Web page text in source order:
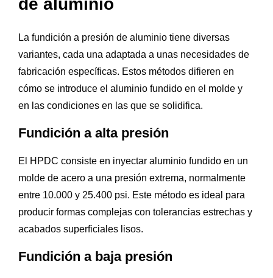
de aluminio
La fundición a presión de aluminio tiene diversas
variantes, cada una adaptada a unas necesidades de
fabricación específicas. Estos métodos difieren en
cómo se introduce el aluminio fundido en el molde y
en las condiciones en las que se solidifica.
Fundición a alta presión
El HPDC consiste en inyectar aluminio fundido en un
molde de acero a una presión extrema, normalmente
entre 10.000 y 25.400 psi. Este método es ideal para
producir formas complejas con tolerancias estrechas y
acabados superficiales lisos.
Fundición a baja presión